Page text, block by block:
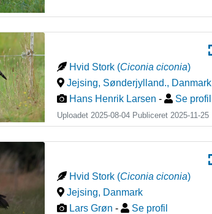
Hvid Stork (Ciconia ciconia)
Jejsing, Sønderjylland., Danmark
Hans Henrik Larsen - Se profil
Uploadet 2025-08-04 Publiceret 2025-11-25
Hvid Stork (Ciconia ciconia)
Jejsing, Danmark
Lars Grøn - Se profil